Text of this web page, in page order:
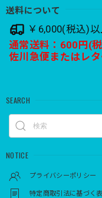
送料について
￥6,000(税込)
通常送料：600円(
佐川急便またはレ
SEARCH
NOTICE
プライバシーポリシー
特定商取引法に基づく